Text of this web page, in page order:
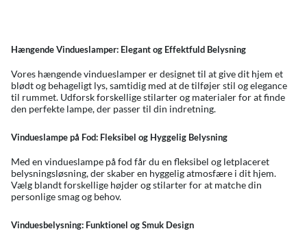
Hængende Vindueslamper: Elegant og Effektfuld Belysning
Vores hængende vindueslamper er designet til at give dit hjem et
blødt og behageligt lys, samtidig med at de tilføjer stil og elegance
til rummet. Udforsk forskellige stilarter og materialer for at finde
den perfekte lampe, der passer til din indretning.
Vindueslampe på Fod: Fleksibel og Hyggelig Belysning
Med en vindueslampe på fod får du en fleksibel og letplaceret
belysningsløsning, der skaber en hyggelig atmosfære i dit hjem.
Vælg blandt forskellige højder og stilarter for at matche din
personlige smag og behov.
Vinduesbelysning: Funktionel og Smuk Design